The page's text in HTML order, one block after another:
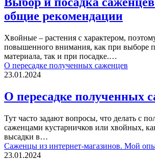
общие рекомендации
Хвойные – растения с характером,
повышенного внимания, как при выборе
материала, так и при посадке.…
О пересадке полученных саженцев
23.01.2024
О пересадке полученных
Тут часто задают вопросы, что делать с
саженцами кустарничков или хвойных,
высадки в…
Саженцы из интернет-магазинов. Мой
23.01.2024